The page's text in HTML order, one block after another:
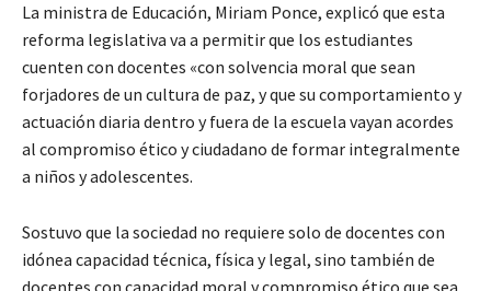
La ministra de Educación, Miriam Ponce, explicó que esta
reforma legislativa va a permitir que los estudiantes
cuenten con docentes «con solvencia moral que sean
forjadores de un cultura de paz, y que su comportamiento y
actuación diaria dentro y fuera de la escuela vayan acordes
al compromiso ético y ciudadano de formar integralmente
a niños y adolescentes.
Sostuvo que la sociedad no requiere solo de docentes con
idónea capacidad técnica, física y legal, sino también de